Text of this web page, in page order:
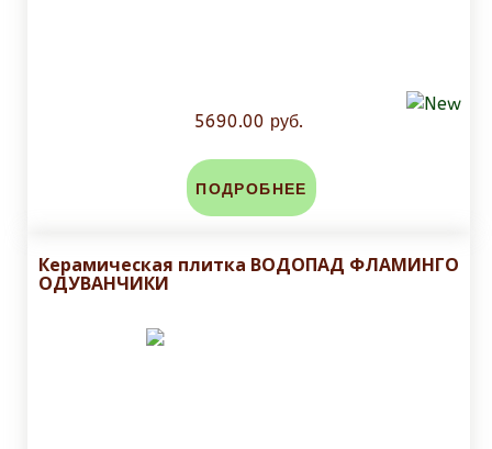
5690.00 руб.
ПОДРОБНЕЕ
Керамическая плитка ВОДОПАД ФЛАМИНГО
ОДУВАНЧИКИ